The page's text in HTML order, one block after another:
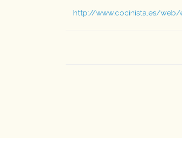
http://www.cocinista.es/